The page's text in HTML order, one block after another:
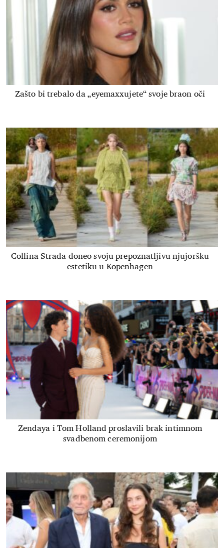
Zašto bi trebalo da „eyemaxxujete“ svoje braon oči
Collina Strada doneo svoju prepoznatljivu njujoršku
estetiku u Kopenhagen
Zendaya i Tom Holland proslavili brak intimnom
svadbenom ceremonijom